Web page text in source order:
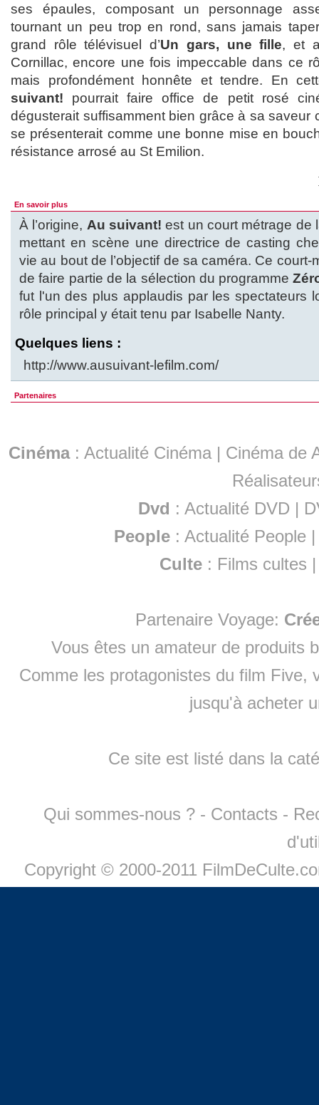
ses épaules, composant un personnage
tournant un peu trop en rond, sans jamais
grand rôle télévisuel d’Un gars, une fille, et
Cornillac, encore une fois impeccable dans ce
mais profondément honnête et tendre. En
suivant! pourrait faire office de petit rosé
dégusterait suffisamment bien grâce à sa saveur
se présenterait comme une bonne mise en
résistance arrosé au St Emilion.
En savoir plus
À l’origine, Au suivant! est un court métrage de
mettant en scène une directrice de casting
vie au bout de l’objectif de sa caméra. Ce
de faire partie de la sélection du programme
fut l'un des plus applaudis par les spectateurs
rôle principal y était tenu par Isabelle Nanty.
Quelques liens :
http://www.ausuivant-lefilm.com/
Partenaires
Cinéma: Actualité Cinéma | Cinéma de
Dvd : Actualité DVD |
People :Actualité People
Culte : Films cultes
Partenaire Voyage:
Vous êtes un amateur de produits
Comme les protagonistes du film Five,
jusqu'à acheter
Ce site est listé dans la
Qui sommes-nous ? - Contacts -
Copyright © 2000-2011